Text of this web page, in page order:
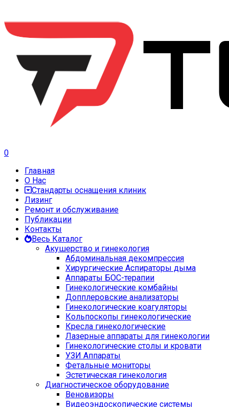
0
Главная
О Нас
Стандарты оснащения клиник
Лизинг
Ремонт и обслуживание
Публикации
Контакты
Весь Каталог
Акушерство и гинекология
Абдоминальная декомпрессия
Хирургические Аспираторы дыма
Аппараты БОС-терапии
Гинекологические комбайны
Допплеровские анализаторы
Гинекологические коагуляторы
Кольпоскопы гинекологические
Кресла гинекологические
Лазерные аппараты для гинекологии
Гинекологические столы и кровати
УЗИ Аппараты
Фетальные мониторы
Эстетическая гинекология
Диагностическое оборудование
Веновизоры
Видеоэндоскопические системы